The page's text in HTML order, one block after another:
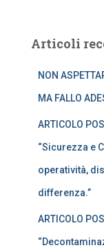
c
Articoli
NON
MA FALLO
ARTICOLO
“Sicurezza e
operatività,
differenza.”
ARTICOLO